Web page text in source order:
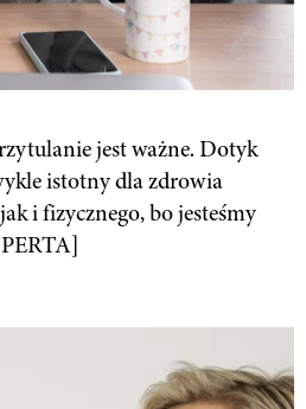
jest ważne. Dotyk
istotny dla zdrowia
i fizycznego, bo jesteśmy